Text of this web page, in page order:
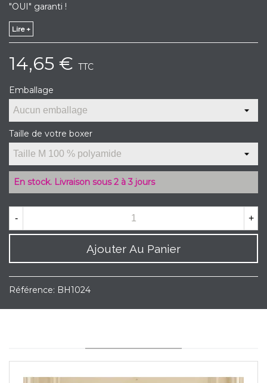
"OUI" garanti !
Lire +
14,65 € TTC
Emballage
Taille de votre boxer
En stock. Livraison sous 2 à 3 jours
- +
Ajouter Au Panier
Référence: BH1024